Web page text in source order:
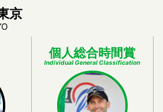
京
個人総合時間賞
Individual General Classification